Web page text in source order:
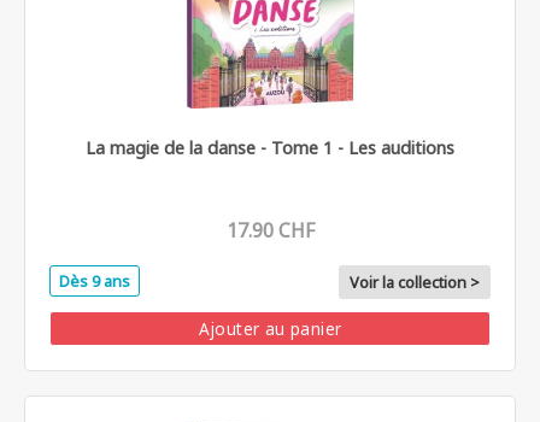
La magie de la danse - Tome 1 - Les auditions
17.90 CHF
Dès 9 ans Voir la collection >
Ajouter au panier